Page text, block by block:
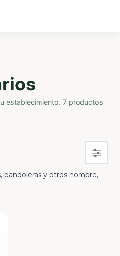
establecimiento. 7 productos
bandoleras y otros hombre,